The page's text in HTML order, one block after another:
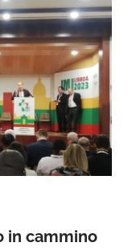
in cammino